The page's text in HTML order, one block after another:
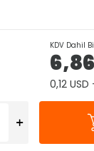
KDV Dahil
6,86
0,12 USD